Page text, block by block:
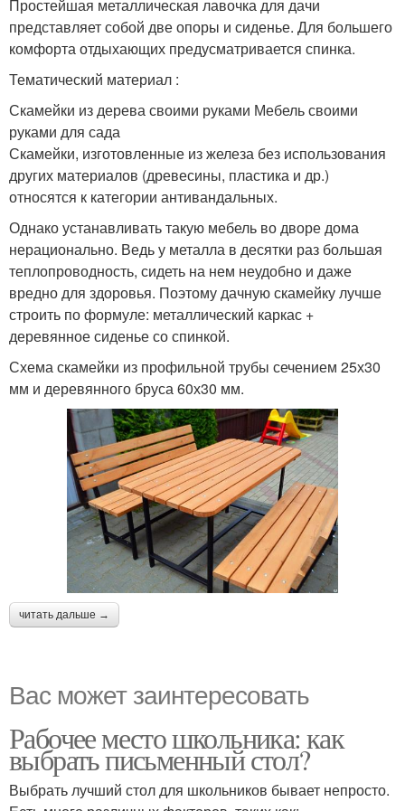
Простейшая металлическая лавочка для дачи
представляет собой две опоры и сиденье. Для большего
комфорта отдыхающих предусматривается спинка.
Тематический материал :
Скамейки из дерева своими руками Мебель своими
руками для сада
Скамейки, изготовленные из железа без использования
других материалов (древесины, пластика и др.)
относятся к категории антивандальных.
Однако устанавливать такую мебель во дворе дома
нерационально. Ведь у металла в десятки раз большая
теплопроводность, сидеть на нем неудобно и даже
вредно для здоровья. Поэтому дачную скамейку лучше
строить по формуле: металлический каркас +
деревянное сиденье со спинкой.
Схема скамейки из профильной трубы сечением 25х30
мм и деревянного бруса 60х30 мм.
читать дальше →
Вас может заинтересовать
Рабочее место школьника: как
выбрать письменный стол?
Выбрать лучший стол для школьников бывает непросто.